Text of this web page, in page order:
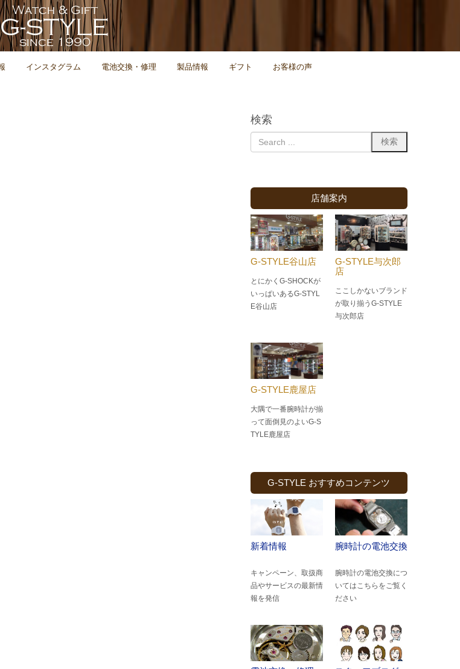
インスタグラム 電池交換・修理 製品情報 ギフト お客様の声
検索
店舗案内
G-STYLE谷山店
とにかくG-SHOCKが
いっぱいあるG-STYL
E谷山店
G-STYLE与次郎
店
ここしかないブランド
が取り揃うG-STYLE
与次郎店
G-STYLE鹿屋店
大隅で一番腕時計が揃
って面倒見のよいG-S
TYLE鹿屋店
G-STYLE おすすめコンテンツ
新着情報
キャンペーン、取扱商
品やサービスの最新情
報を発信
腕時計の電池交換
腕時計の電池交換につ
いてはこちらをご覧く
ださい